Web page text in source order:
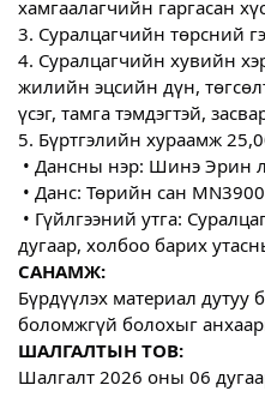
хамгаалагчийн гаргасан
3. Суралцагчийн төрсний
4. Суралцагчийн хувийн
жилийн эцсийн дүн,
үсэг, тамга тэмдэгтэй,
5. Бүртгэлийн хураамж
• Дансны нэр: Шинэ Эрин
• Данс: Төрийн сан
• Гүйлгээний утга:
дугаар, холбоо барих
САНАМЖ:
Бүрдүүлэх материал дутуу
боломжгүй болохыг
ШАЛГАЛТЫН ТОВ:
Шалгалт 2026 оны 06